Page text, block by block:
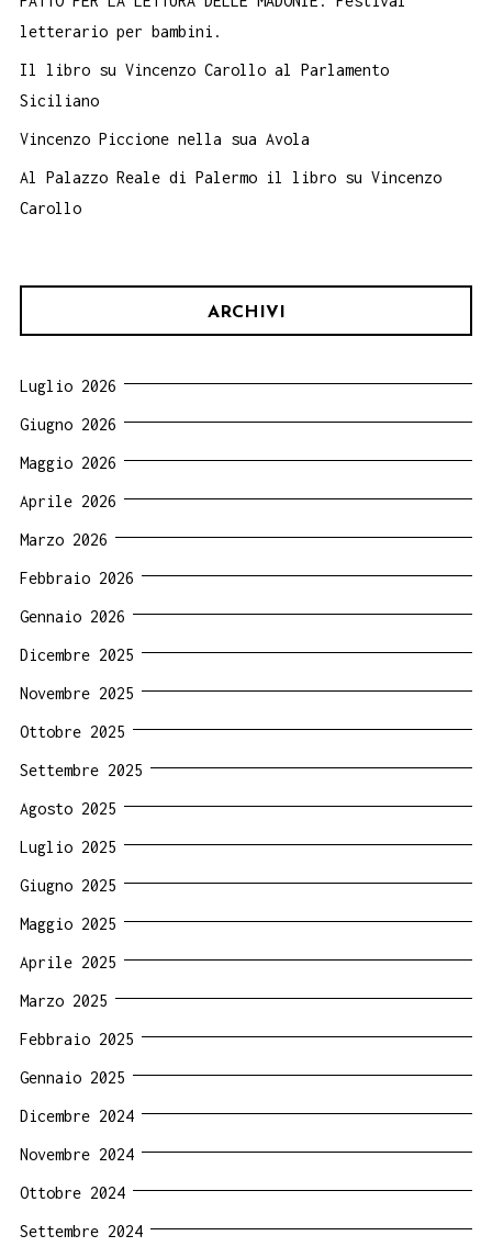
letterario per bambini.
Il libro su Vincenzo Carollo al Parlamento
Siciliano
Vincenzo Piccione nella sua Avola
Al Palazzo Reale di Palermo il libro su Vincenzo
Carollo
ARCHIVI
Luglio 2026
Giugno 2026
Maggio 2026
Aprile 2026
Marzo 2026
Febbraio 2026
Gennaio 2026
Dicembre 2025
Novembre 2025
Ottobre 2025
Settembre 2025
Agosto 2025
Luglio 2025
Giugno 2025
Maggio 2025
Aprile 2025
Marzo 2025
Febbraio 2025
Gennaio 2025
Dicembre 2024
Novembre 2024
Ottobre 2024
Settembre 2024